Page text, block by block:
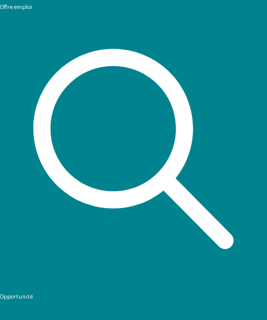
Offre emploi
Opportunité